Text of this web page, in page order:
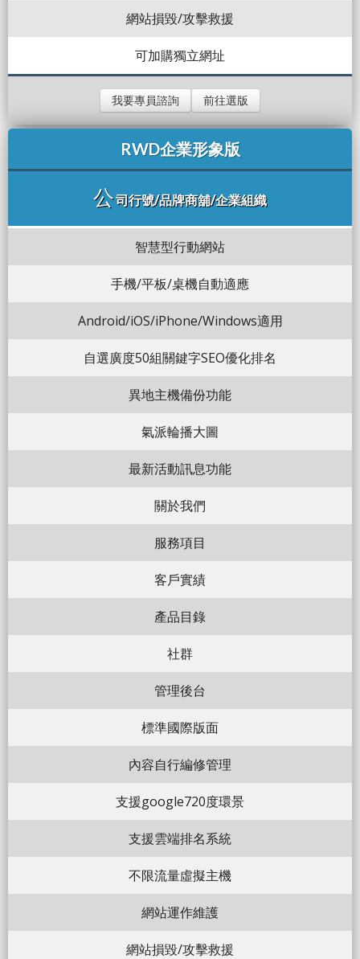
網站損毀/攻擊救援
可加購獨立網址
我要專員諮詢 前往選版
RWD企業形象版
公司行號/品牌商舖/企業組織
智慧型行動網站
手機/平板/桌機自動適應
Android/iOS/iPhone/Windows適用
自選廣度50組關鍵字SEO優化排名
異地主機備份功能
氣派輪播大圖
最新活動訊息功能
關於我們
服務項目
客戶實績
產品目錄
社群
管理後台
標準國際版面
內容自行編修管理
支援google720度環景
支援雲端排名系統
不限流量虛擬主機
網站運作維護
網站損毀/攻擊救援